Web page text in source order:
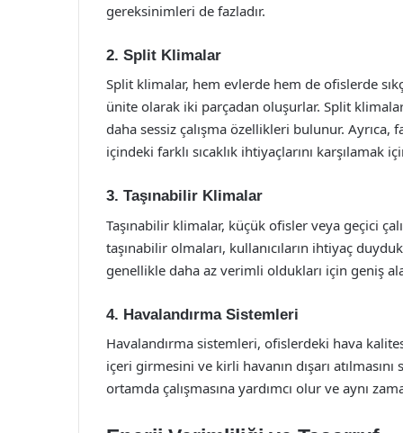
gereksinimleri de fazladır.
2. Split Klimalar
Split klimalar, hem evlerde hem de ofislerde
ünite olarak iki parçadan oluşurlar. Split
daha sessiz çalışma özellikleri bulunur. Ayrıca,
içindeki farklı sıcaklık ihtiyaçlarını karşılamak
3. Taşınabilir Klimalar
Taşınabilir klimalar, küçük ofisler veya geçici
taşınabilir olmaları, kullanıcıların ihtiyaç
genellikle daha az verimli oldukları için geniş
4. Havalandırma Sistemleri
Havalandırma sistemleri, ofislerdeki hava
içeri girmesini ve kirli havanın dışarı
ortamda çalışmasına yardımcı olur ve aynı